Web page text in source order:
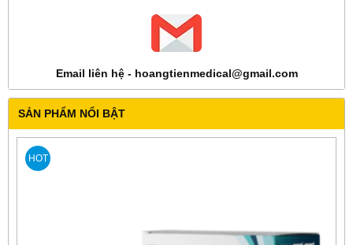
Email liên hệ - hoangtienmedical@gmail.com
SẢN PHẨM NỔI BẬT
HOT